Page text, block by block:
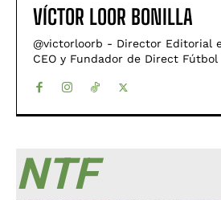
VÍCTOR LOOR BONILLA
@victorloorb - Director Editorial
CEO y Fundador de Direct Fútbol
NTF